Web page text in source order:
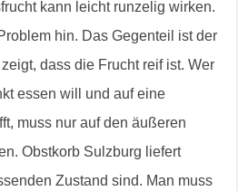
kann leicht runzelig wirken.
hin. Das Gegenteil ist der
dass die Frucht reif ist. Wer
essen will und auf eine
muss nur auf den äußeren
Obstkorb Sulzburg liefert
Zustand sind. Man muss